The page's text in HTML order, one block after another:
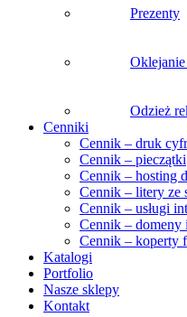
Prezenty
Oklejanie
Odzież
Cenniki
Cennik – druk
Cennik – pieczątki
Cennik – hosting
Cennik – litery ze
Cennik – usługi
Cennik – domeny
Cennik – koperty
Katalogi
Portfolio
Nasze sklepy
Kontakt